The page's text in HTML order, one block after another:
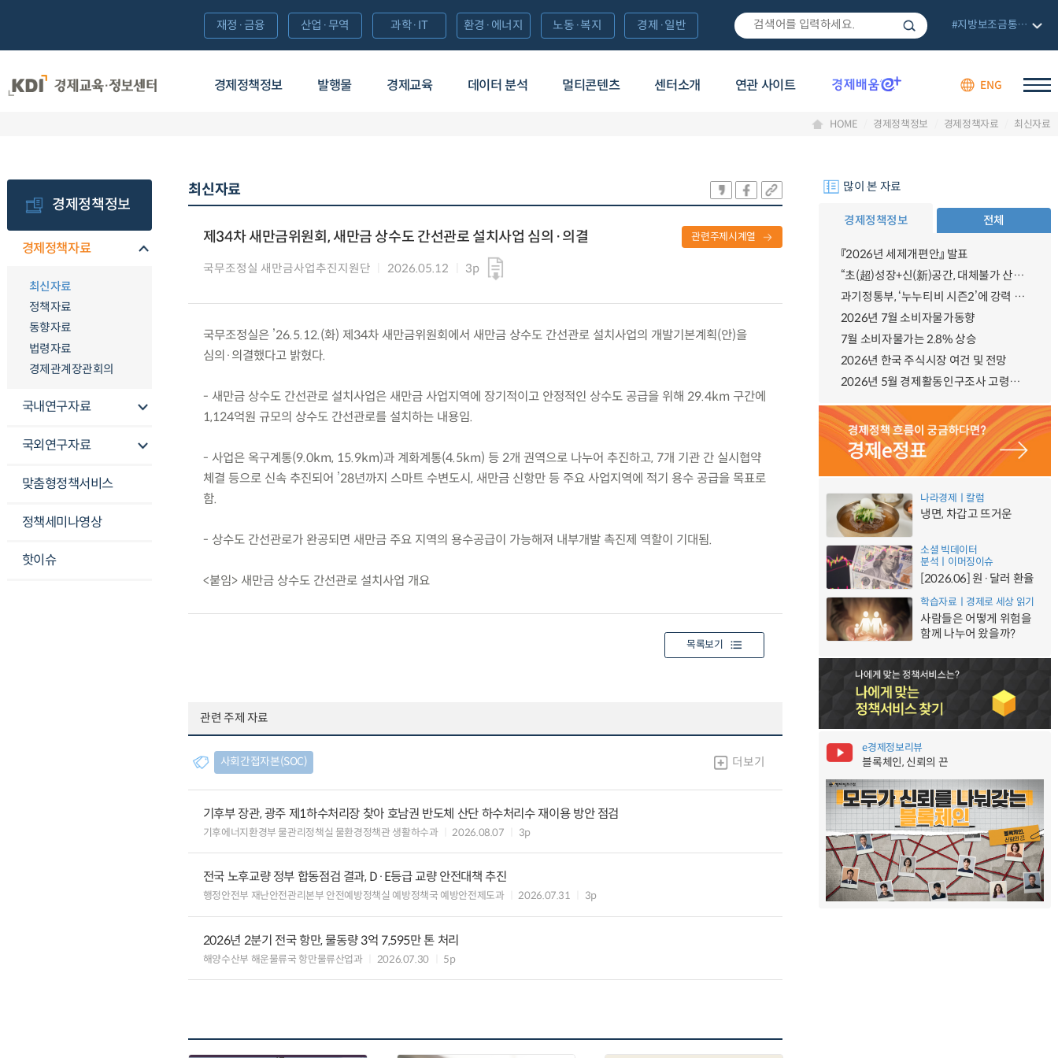
경제정책정보 발행물 경제교육 데이터 분석 멀티콘텐츠 센터소개 연관 사이트 ENG
재정·금융 산업·무역 과학·IT 환경·에너지 노동·복지 경제·일반 #지방보조금통합관리망
HOME 경제정책정보 경제정책자료 최신자료
경제정책정보
경제정책자료
최신자료
정책자료
동향자료
법령자료
경제관계장관회의
국내연구자료
국외연구자료
맞춤형정책서비스
정책세미나영상
핫이슈
최신자료
제34차 새만금위원회, 새만금 상수도 간선관로 설치사업 심의·의결
국무조정실 새만금사업추진지원단 2026.05.12 3p
관련주제시계열
국무조정실은 ’26.5.12.(화) 제34차 새만금위원회에서 새만금 상수도 간선관로 설치사업의 개발기본계획(안)을
심의·의결했다고 밝혔다.
- 새만금 상수도 간선관로 설치사업은 새만금 사업지역에 장기적이고 안정적인 상수도 공급을 위해 29.4km 구간에
1,124억원 규모의 상수도 간선관로를 설치하는 내용임.
- 사업은 옥구계통(9.0km, 15.9km)과 계화계통(4.5km) 등 2개 권역으로 나누어 추진하고, 7개 기관 간 실시협약
체결 등으로 신속 추진되어 ’28년까지 스마트 수변도시, 새만금 신항만 등 주요 사업지역에 적기 용수 공급을 목표로
함.
- 상수도 간선관로가 완공되면 새만금 주요 지역의 용수공급이 가능해져 내부개발 촉진제 역할이 기대됨.
<붙임> 새만금 상수도 간선관로 설치사업 개요
목록보기
관련 주제 자료
사회간접자본(SOC) 더보기
기후부 장관, 광주 제1하수처리장 찾아 호남권 반도체 산단 하수처리수 재이용 방안 점검
기후에너지환경부 물관리정책실 물환경정책관 생활하수과 2026.08.07 3p
전국 노후교량 정부 합동점검 결과, D·E등급 교량 안전대책 추진
행정안전부 재난안전관리본부 안전예방정책실 예방정책국 예방안전제도과 2026.07.31 3p
2026년 2분기 전국 항만, 물동량 3억 7,595만 톤 처리
해양수산부 해운물류국 항만물류산업과 2026.07.30 5p
많이 본 자료
경제정책정보 전체
『2026년 세제개편안』 발표
“초(超)성장+신(新)공간, 대체불가 산업강국”
과기정통부, ‘누누티비 시즌2’에 강력 대응 의지 밝혀
2026년 7월 소비자물가동향
7월 소비자물가는 2.8% 상승
2026년 한국 주식시장 여건 및 전망
2026년 5월 경제활동인구조사 고령층 부가조사 결과
나라경제ㅣ칼럼
냉면, 차갑고 뜨거운
소셜 빅데이터
분석ㅣ이머징이슈
[2026.06] 원·달러 환율
학습자료ㅣ경제로 세상 읽기
사람들은 어떻게 위험을
함께 나누어 왔을까?
e경제정보리뷰
블록체인, 신뢰의 끈